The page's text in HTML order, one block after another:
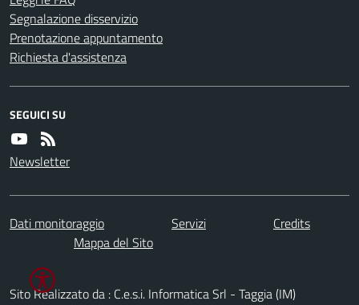
Segnalazione disservizio
Prenotazione appuntamento
Richiesta d'assistenza
SEGUICI SU
Newsletter
Dati monitoraggio Servizi
Credits
Mappa del Sito
Sito Realizzato da : C.e.s.i. Informatica Srl - Taggia (IM)